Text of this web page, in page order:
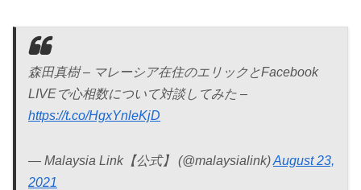
森田真樹 – マレーシア在住のエリックとFacebook
LIVEで心相数について対談してみた –
https://t.co/HgxYnleKjD
— Malaysia Link【公式】 (@malaysialink)August 23,
2021